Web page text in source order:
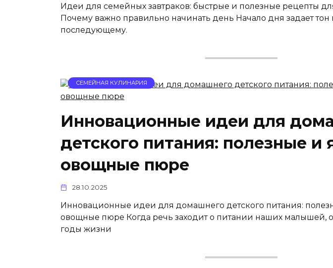
Идеи для семейных завтраков: быстрые и полезные рецепты
Почему важно правильно начинать день Начало дня задает тон
последующему.
СЕМЕЙНАЯ КУЛИНАРИЯ
Инновационные идеи для
детского питания: полезные и
овощные пюре
28.10.2025
Инновационные идеи для домашнего детского питания:
овощные пюре Когда речь заходит о питании наших малышей,
годы жизни